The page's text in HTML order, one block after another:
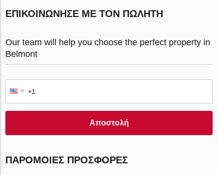
ΕΠΙΚΟΙΝΏΝΗΣΕ ΜΕ ΤΟΝ ΠΩΛΗΤΉ
Our team will help you choose the perfect property in
Belmont
Αποστολή
ΠΑΡΌΜΟΙΕΣ ΠΡΟΣΦΟΡΈΣ